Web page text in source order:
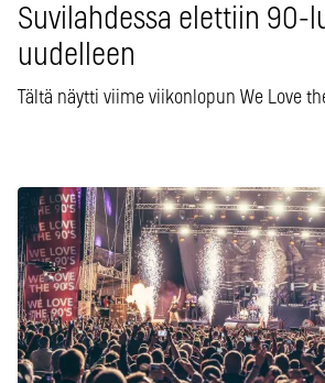
Suvilahdessa elettiin 90-
uudelleen
Tältä näytti viime viikonlopun We Love